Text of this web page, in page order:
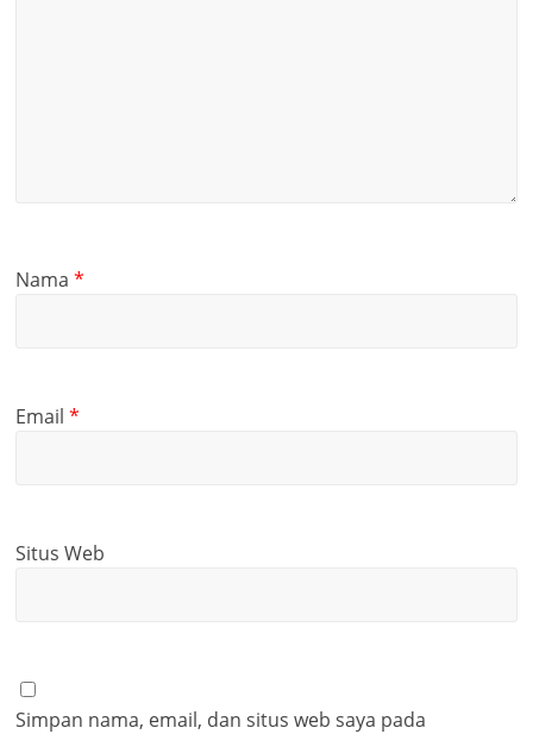
Nama*
Email*
Situs Web
Simpan nama, email, dan situs web saya pada